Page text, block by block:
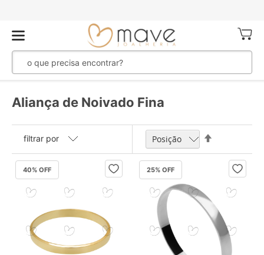
Meu
Aliança de Noivado Fina
Definir
Decrescente
40% OFF 25% OFF
filtrar por